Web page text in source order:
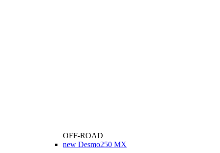
OFF-ROAD
new Desmo250 MX